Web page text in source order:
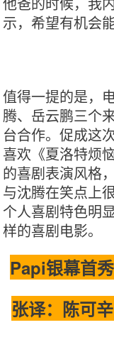
示，希望有机会
值得一提的是，
腾、岳云鹏三个
台合作。促成这
喜欢《夏洛特烦
的喜剧表演风格
与沈腾在笑点上
个人喜剧特色明
样的喜剧电影。
Papi银幕首
张译：陈可